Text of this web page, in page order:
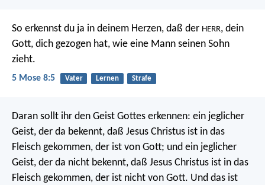
So erkennst du ja in deinem Herzen, daß der HERR, dein
Gott, dich gezogen hat, wie eine Mann seinen Sohn
zieht.
5 Mose 8:5 Vater Lernen Strafe
Daran sollt ihr den Geist Gottes erkennen: ein jeglicher
Geist, der da bekennt, daß Jesus Christus ist in das
Fleisch gekommen, der ist von Gott; und ein jeglicher
Geist, der da nicht bekennt, daß Jesus Christus ist in das
Fleisch gekommen, der ist nicht von Gott. Und das ist